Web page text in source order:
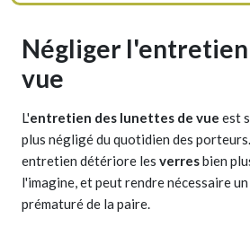
Négliger
vue
L'entretien des lunettes de vue est
plus négligé du quotidien des
entretien détériore les verresbien
l'imagine, et peut rendre nécessaire
prématuré de la paire.